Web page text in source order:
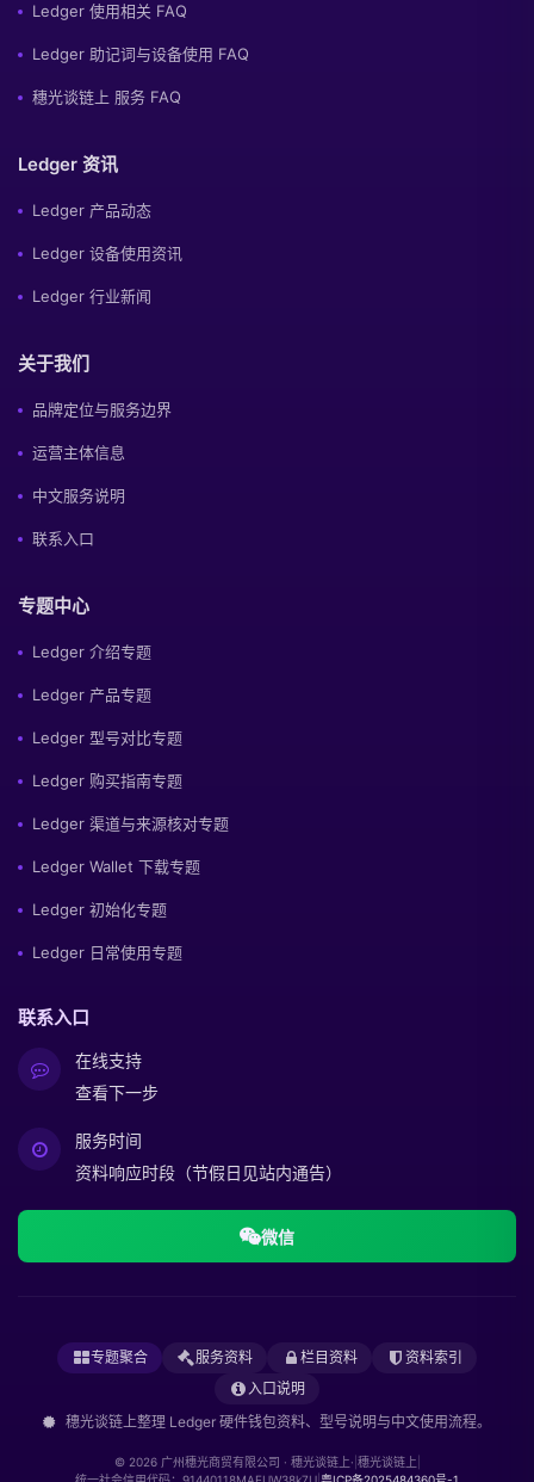
Ledger 使用相关 FAQ
Ledger 助记词与设备使用 FAQ
穗光谈链上 服务 FAQ
Ledger 资讯
Ledger 产品动态
Ledger 设备使用资讯
Ledger 行业新闻
关于我们
品牌定位与服务边界
运营主体信息
中文服务说明
联系入口
专题中心
Ledger 介绍专题
Ledger 产品专题
Ledger 型号对比专题
Ledger 购买指南专题
Ledger 渠道与来源核对专题
Ledger Wallet 下载专题
Ledger 初始化专题
Ledger 日常使用专题
联系入口
在线支持
查看下一步
服务时间
资料响应时段（节假日见站内通告）
微信
专题聚合 服务资料 栏目资料
资料索引
入口说明
穗光谈链上整理 Ledger 硬件钱包资料、型号说明与中文使用流程。
© 2026 广州穗光商贸有限公司 · 穗光谈链上· 穗光谈链上